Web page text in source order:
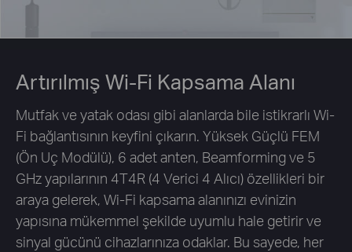
Artırılmış Wi-Fi Kapsama Alanı
Mutfak ve yatak odası gibi alanlarda bile istikrarlı Wi-
Fi bağlantısının keyfini çıkarın. Yüksek Güçlü FEM
(Ön Uç Modülü), 6 adet anten, Beamforming ve 5
GHz yapılarının 4T4R (4 Verici 4 Alıcı) özellikleri bir
araya gelerek, Wi-Fi kapsama alanınızı evinizin
yapısına mükemmel şekilde uyumlu hale getirir ve
sinyal gücünü cihazlarınıza odaklar. Bu sayede, her